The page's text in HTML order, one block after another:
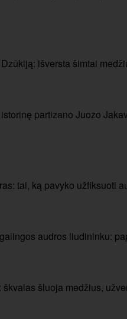
išversta šimtai
partizano Juozo
tai, ką pavyko užfiksuoti
audros liudininku:
šluoja medžius,